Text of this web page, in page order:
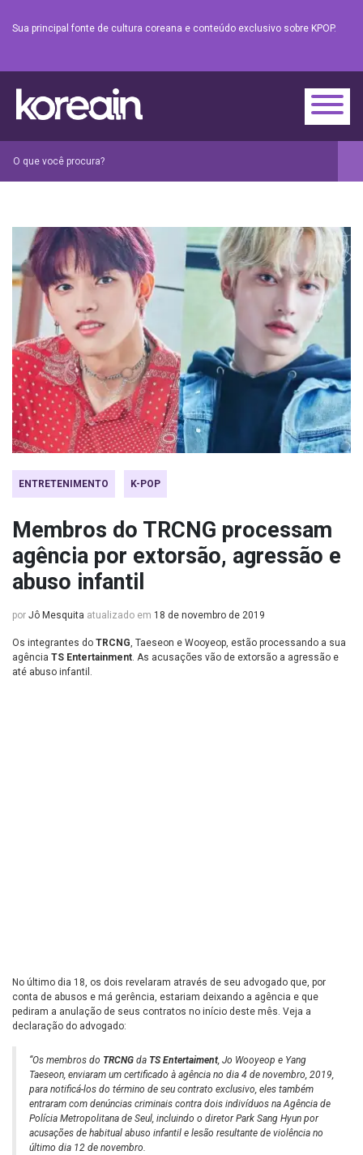
Sua principal fonte de cultura coreana e conteúdo exclusivo sobre KPOP.
ENTRETENIMENTO K-POP
Membros do TRCNG processam
agência por extorsão, agressão e
abuso infantil
por Jô Mesquita atualizado em 18 de novembro de 2019
Os integrantes do TRCNG , Taeseon e Wooyeop, estão processando a sua
agência TS Entertainment . As acusações vão de extorsão a agressão e
até abuso infantil.
No último dia 18, os dois revelaram através de seu advogado que, por
conta de abusos e má gerência, estariam deixando a agência e que
pediram a anulação de seus contratos no início deste mês. Veja a
declaração do advogado:
“Os membros do TRCNG da TS Entertaiment , Jo Wooyeop e Yang
Taeseon, enviaram um certificado à agência no dia 4 de novembro, 2019,
para notificá-los do término de seu contrato exclusivo, eles também
entraram com denúncias criminais contra dois indivíduos na Agência de
Polícia Metropolitana de Seul, incluindo o diretor Park Sang Hyun por
acusações de habitual abuso infantil e lesão resultante de violência no
último dia 12 de novembro.